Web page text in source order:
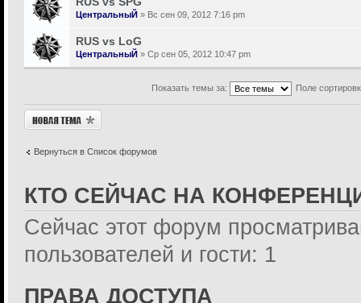
ЦентральныЙ » Вс сен 09, 2012 7:16 pm
RUS vs LoG
ЦентральныЙ » Ср сен 05, 2012 10:47 pm
Показать темы за: Поле
Новая тема
Вернуться в Список форумов
КТО СЕЙЧАС НА
Сейчас этот форум
пользователей и гости: 1
ПРАВА ДОСТУПА